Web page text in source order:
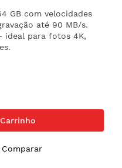
GB com velocidades
até 90 MB/s.
ideal para fotos 4K,
Comparar